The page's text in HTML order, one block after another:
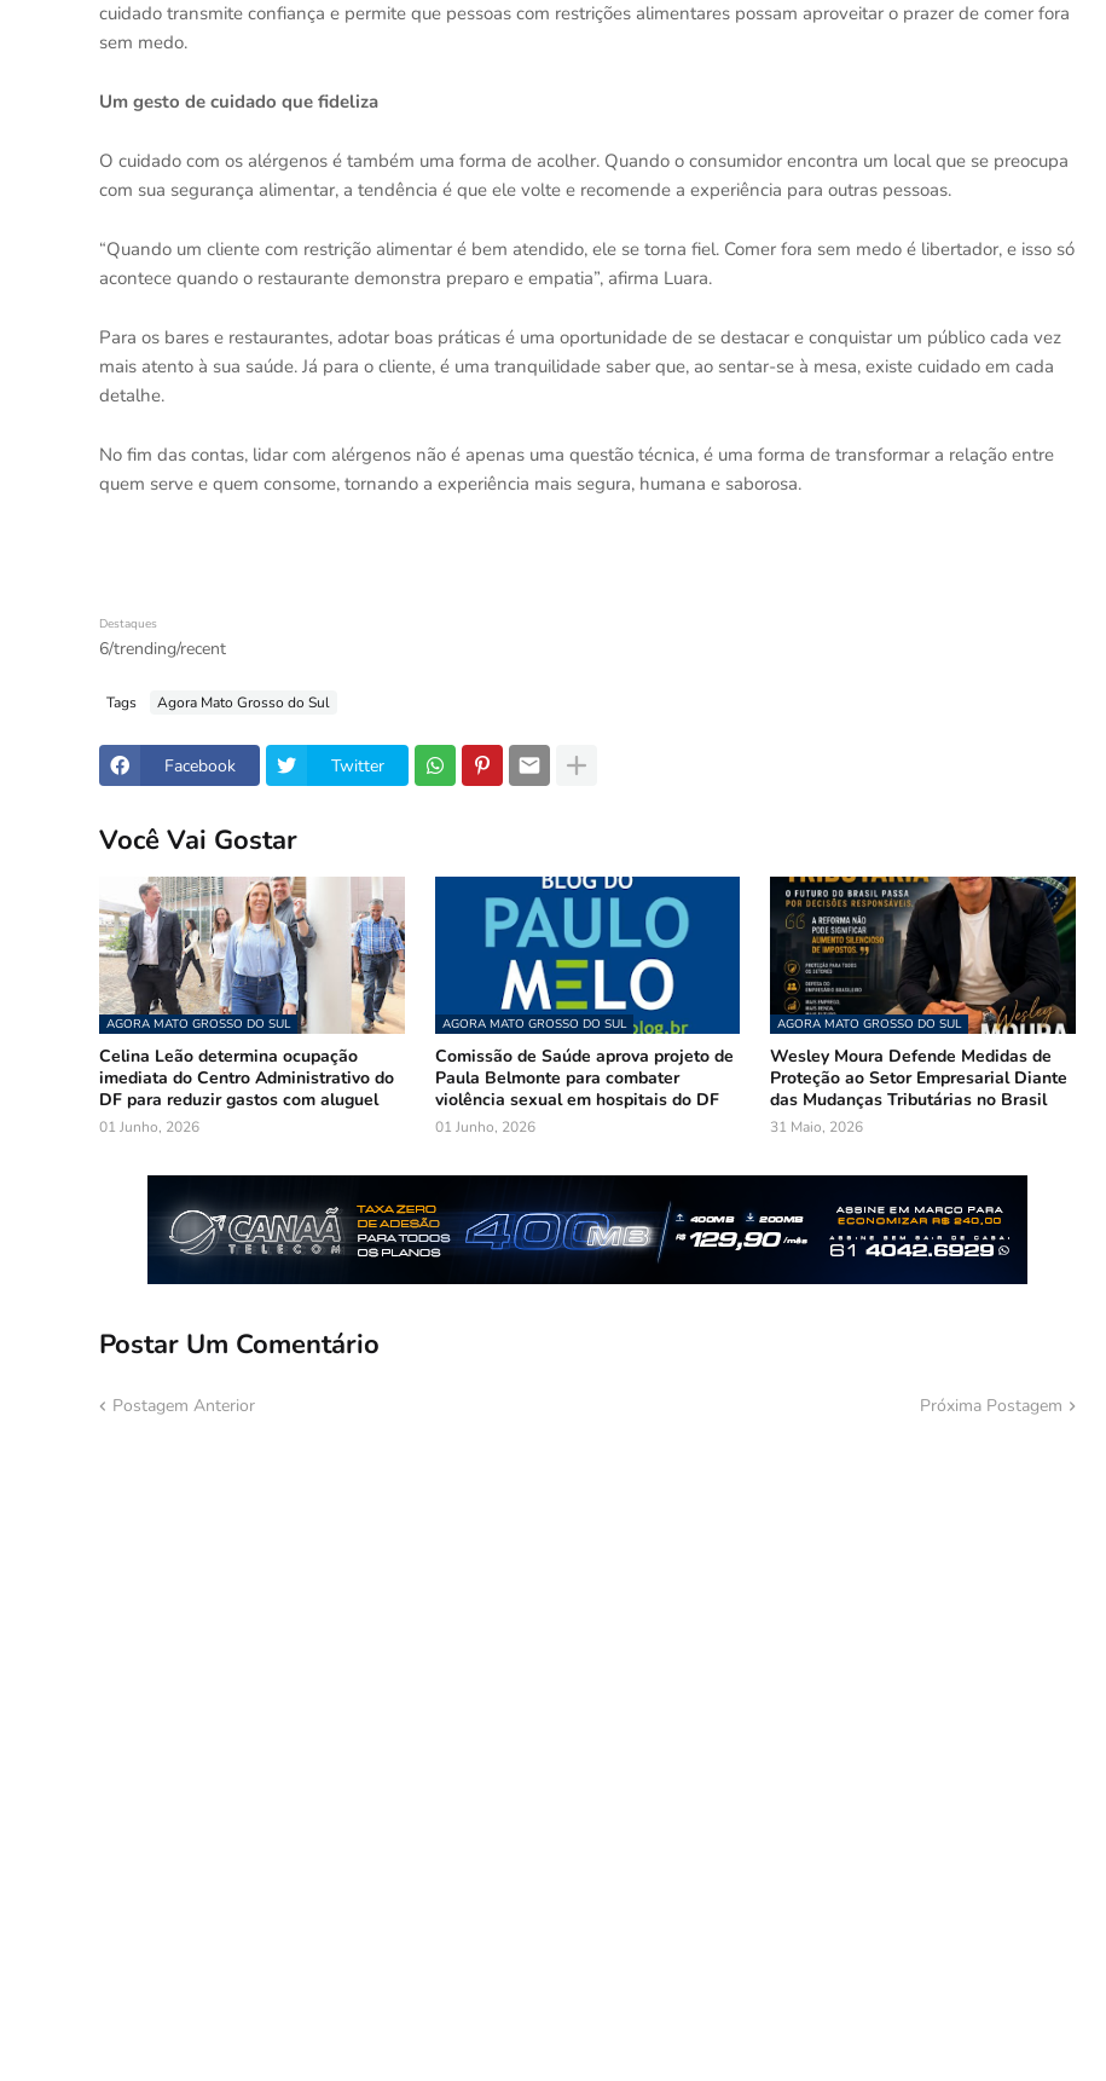
cuidado transmite confiança e permite que pessoas com restrições alimentares possam aproveitar o prazer de comer fora
sem medo.
Um gesto de cuidado que fideliza
O cuidado com os alérgenos é também uma forma de acolher. Quando o consumidor encontra um local que se preocupa
com sua segurança alimentar, a tendência é que ele volte e recomende a experiência para outras pessoas.
“Quando um cliente com restrição alimentar é bem atendido, ele se torna fiel. Comer fora sem medo é libertador, e isso só
acontece quando o restaurante demonstra preparo e empatia”, afirma Luara.
Para os bares e restaurantes, adotar boas práticas é uma oportunidade de se destacar e conquistar um público cada vez
mais atento à sua saúde. Já para o cliente, é uma tranquilidade saber que, ao sentar-se à mesa, existe cuidado em cada
detalhe.
No fim das contas, lidar com alérgenos não é apenas uma questão técnica, é uma forma de transformar a relação entre
quem serve e quem consome, tornando a experiência mais segura, humana e saborosa.
Destaques
6/trending/recent
Tags Agora Mato Grosso do Sul
Facebook Twitter
Você Vai Gostar
AGORA MATO GROSSO DO SUL
Celina Leão determina ocupação
imediata do Centro Administrativo do
DF para reduzir gastos com aluguel
01 Junho, 2026
AGORA MATO GROSSO DO SUL
Comissão de Saúde aprova projeto de
Paula Belmonte para combater
violência sexual em hospitais do DF
01 Junho, 2026
AGORA MATO GROSSO DO SUL
Wesley Moura Defende Medidas de
Proteção ao Setor Empresarial Diante
das Mudanças Tributárias no Brasil
31 Maio, 2026
Postar Um Comentário
Postagem Anterior Próxima Postagem